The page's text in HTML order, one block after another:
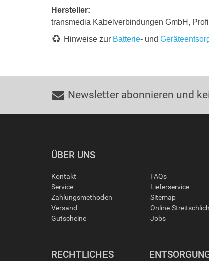
Hersteller:
transmedia Kabelverbindungen GmbH,
Hinweise zur Batterie- und
Newsletter abonnieren und
ÜBER UNS
Kontakt
Service
Zahlungsmethoden
Versand
Gutscheine
FAQs
Lieferservice
Sitemap
Online-
Jobs
RECHTLICHES